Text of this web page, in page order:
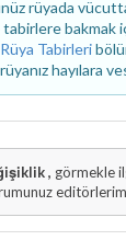
rüyada
bakmak
Tabirleri
hayılara
, görmekle